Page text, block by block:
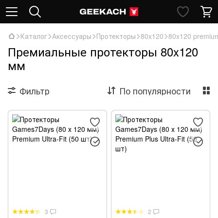
Каталог Аксессуары Протекторы 80x120 80x120
Премиальные протекторы 80x120
мм
Фильтр По популярности
3
2